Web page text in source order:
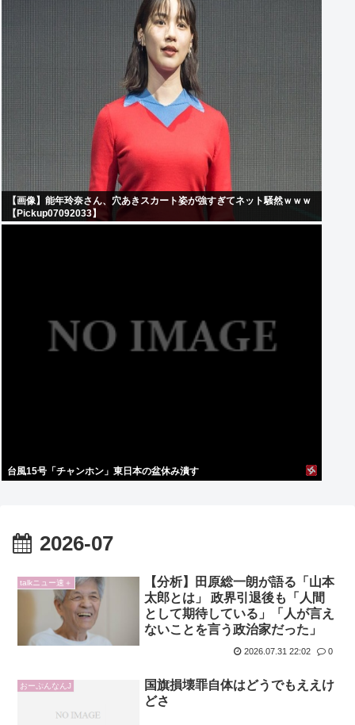
【画像】能年玲奈さん、穴あきスカート姿が強すぎてネット騒然ｗｗｗ
【Pickup07092033】
台風15号「チャンホン」東日本の盆休み潰す
2026-07
talkニュー速＋
【分析】田原総一朗が語る「山本
太郎とは」 政界引退後も「人間
として期待している」「人が言え
ないことを言う政治家だった」
2026.07.31 22:02 0
おーぷんなんJ
国旗損壊罪自体はどうでもええけ
どさ